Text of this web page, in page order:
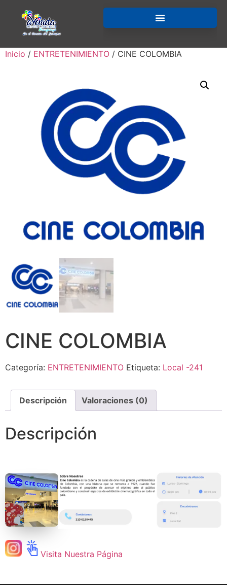
Inicio / ENTRETENIMIENTO / CINE COLOMBIA
CINE COLOMBIA
Categoría: ENTRETENIMIENTO Etiqueta: Local -241
Descripción Valoraciones (0)
Descripción
Visita Nuestra Página